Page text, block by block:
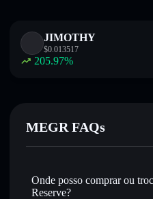
JIMOTHY
$0.013517
205.97%
MEGR FAQs
Onde posso comprar ou
Reserve?